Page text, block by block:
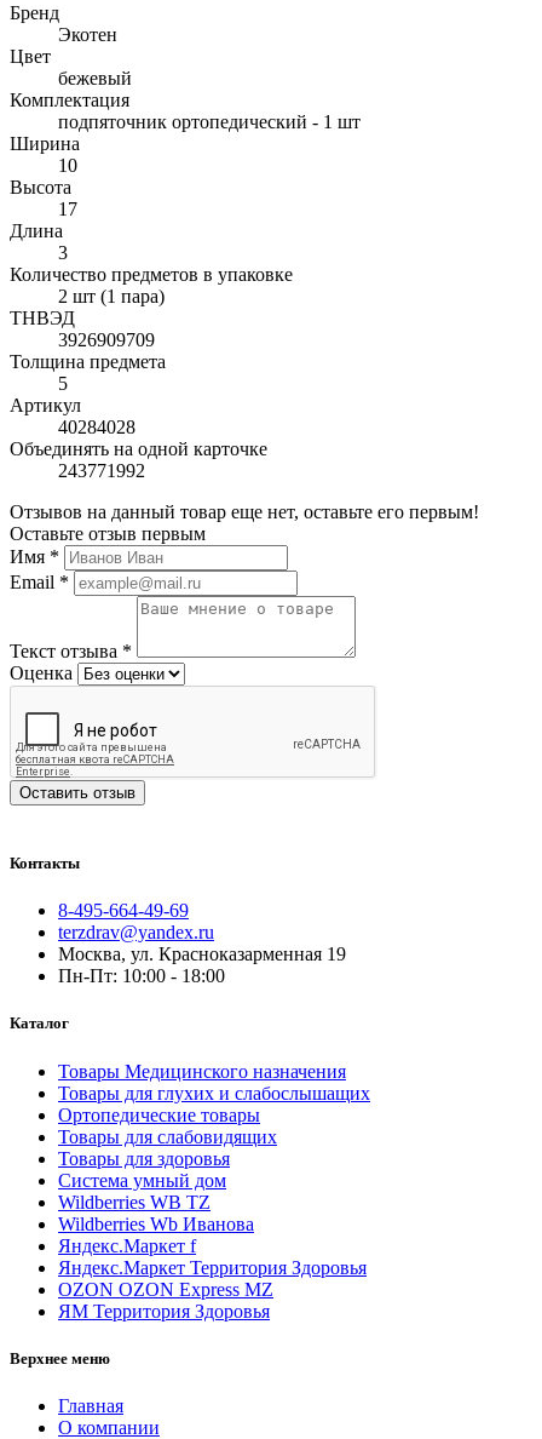
Бренд
Экотен
Цвет
бежевый
Комплектация
подпяточник ортопедический - 1 шт
Ширина
10
Высота
17
Длина
3
Количество предметов в упаковке
2 шт (1 пара)
ТНВЭД
3926909709
Толщина предмета
5
Артикул
40284028
Объединять на одной карточке
243771992
Отзывов на данный товар еще нет, оставьте его первым!
Оставьте отзыв первым
Имя *
Email *
Текст отзыва *
Оценка
Оставить отзыв
Контакты
8-495-664-49-69
terzdrav@yandex.ru
Москва, ул. Красноказарменная 19
Пн-Пт: 10:00 - 18:00
Каталог
Товары Медицинского назначения
Товары для глухих и слабослышащих
Ортопедические товары
Товары для слабовидящих
Товары для здоровья
Система умный дом
Wildberries WB TZ
Wildberries Wb Иванова
Яндекс.Маркет f
Яндекс.Маркет Территория Здоровья
OZON OZON Express MZ
ЯМ Территория Здоровья
Верхнее меню
Главная
О компании